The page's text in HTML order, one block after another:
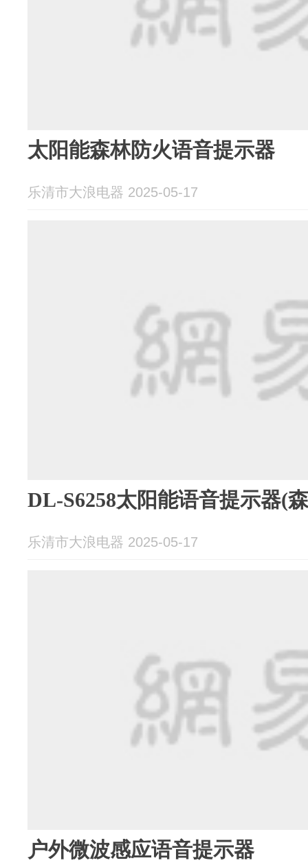
太阳能森林防火语音提示器
乐清市大浪电器 2025-05-17
DL-S6258太阳能语音提示器(
乐清市大浪电器 2025-05-17
户外微波感应语音提示器